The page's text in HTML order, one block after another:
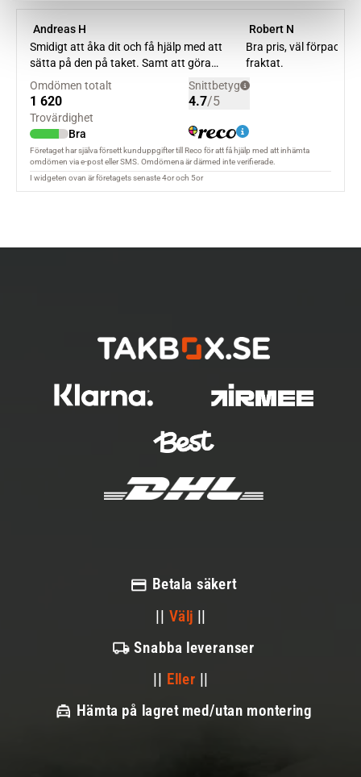
Betala säkert
|| Välj ||
Snabba leveranser
|| Eller ||
Hämta på lagret med/utan montering